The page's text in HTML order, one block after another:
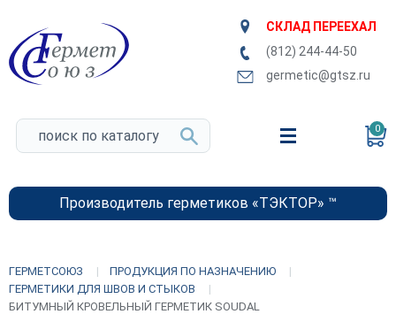
СКЛАД ПЕРЕЕХАЛ
(812) 244-44-50
germetic@gtsz.ru
0
Производитель герметиков «ТЭКТОР» ™
ГЕРМЕТСОЮЗ
ПРОДУКЦИЯ ПО НАЗНАЧЕНИЮ
ГЕРМЕТИКИ ДЛЯ ШВОВ И СТЫКОВ
БИТУМНЫЙ КРОВЕЛЬНЫЙ ГЕРМЕТИК SOUDAL